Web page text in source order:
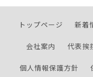
トップページ 新着
会社案内 代表挨
個人情報保護方針